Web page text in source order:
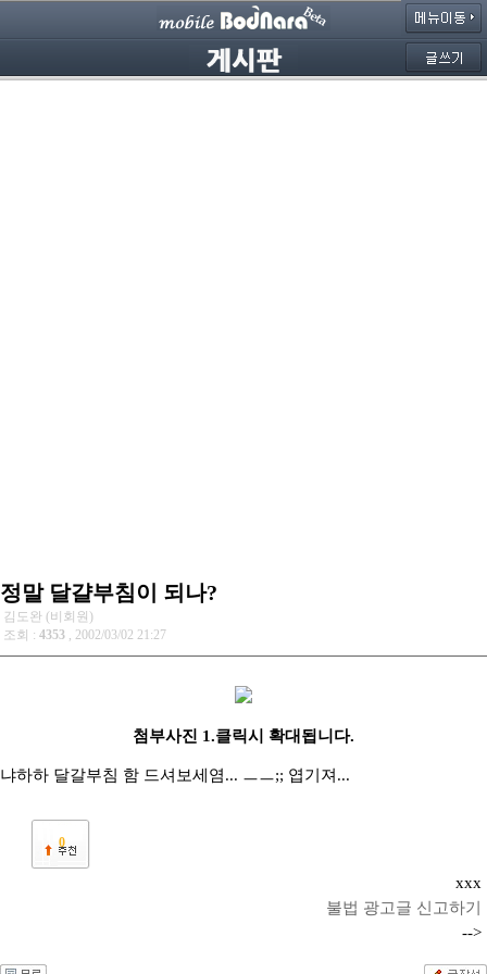
정말 달걀부침이 되나?
김도완 (비회원)
조회 : 4353 , 2002/03/02 21:27
첨부사진 1.클릭시 확대됩니다.
냐하하 달갈부침 함 드셔보세염... ㅡㅡ;; 엽기져...
0
xxx
불법 광고글 신고하기
-->